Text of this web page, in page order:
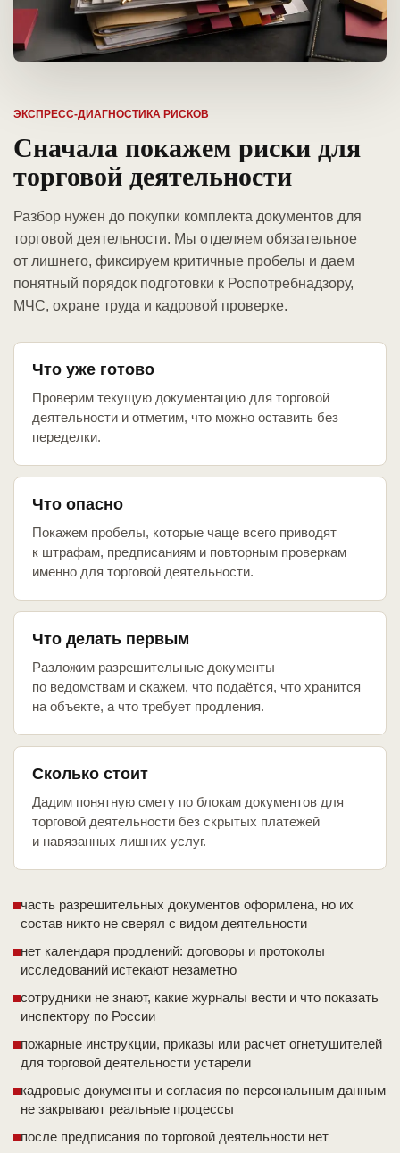
ЭКСПРЕСС-ДИАГНОСТИКА РИСКОВ
Сначала покажем риски для
торговой деятельности
Разбор нужен до покупки комплекта документов для
торговой деятельности. Мы отделяем обязательное
от лишнего, фиксируем критичные пробелы и даем
понятный порядок подготовки к Роспотребнадзору,
МЧС, охране труда и кадровой проверке.
Что уже готово
Проверим текущую документацию для торговой
деятельности и отметим, что можно оставить без
переделки.
Что опасно
Покажем пробелы, которые чаще всего приводят
к штрафам, предписаниям и повторным проверкам
именно для торговой деятельности.
Что делать первым
Разложим разрешительные документы
по ведомствам и скажем, что подаётся, что хранится
на объекте, а что требует продления.
Сколько стоит
Дадим понятную смету по блокам документов для
торговой деятельности без скрытых платежей
и навязанных лишних услуг.
часть разрешительных документов оформлена, но их
состав никто не сверял с видом деятельности
нет календаря продлений: договоры и протоколы
исследований истекают незаметно
сотрудники не знают, какие журналы вести и что показать
инспектору по России
пожарные инструкции, приказы или расчет огнетушителей
для торговой деятельности устарели
кадровые документы и согласия по персональным данным
не закрывают реальные процессы
после предписания по торговой деятельности нет